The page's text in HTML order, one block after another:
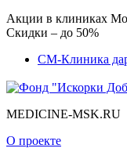
Акции в клиниках
Скидки – до 50%
СМ-Клиника
MEDICINE-MSK.RU
О проекте